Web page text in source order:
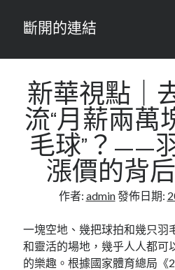
斷開的連結
新華視點｜
流“月薪兩萬
毛球”？——
漲價的背
作者: admin發佈日期:
一塊空地、幾把球拍和幾只羽
和靈活的場地，幾乎人人都可
的樂趣。根據國家體育總局《